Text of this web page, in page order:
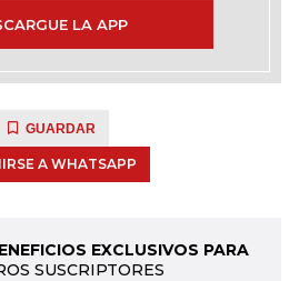
LA APP
GUARDAR
A WHATSAPP
EXCLUSIVOS PARA
SUSCRIPTORES